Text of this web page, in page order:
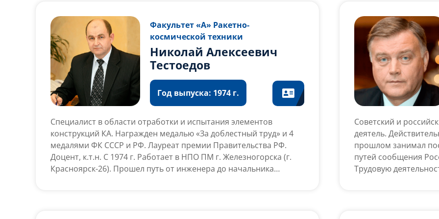
космонавтов имени Ю. А. Гагарина» (2009-2014). Кандидат
психологических наук (2008). Чемпион мира по пилотажу на
планёрах. Президент Международного экологического фонда
«Чистые моря» (с 2009 г. по настоящее время)
председателя
Факультет «А» Ракетно-
космической техники
Николай Алексеевич
Тестоедов
Год выпуска: 1974 г.
Специалист в области отработки и испытания элементов
конструкций КА. Награжден медалью «За доблестный труд» и 4
медалями ФК СССР и РФ. Лауреат премии Правительства РФ.
Доцент, к.т.н. С 1974 г. Работает в НПО ПМ г. Железногорска (г.
Красноярск-26). Прошел путь от инженера до начальника
Советский и
деятель.
прошлом занимал
путей сообщения
Трудовую